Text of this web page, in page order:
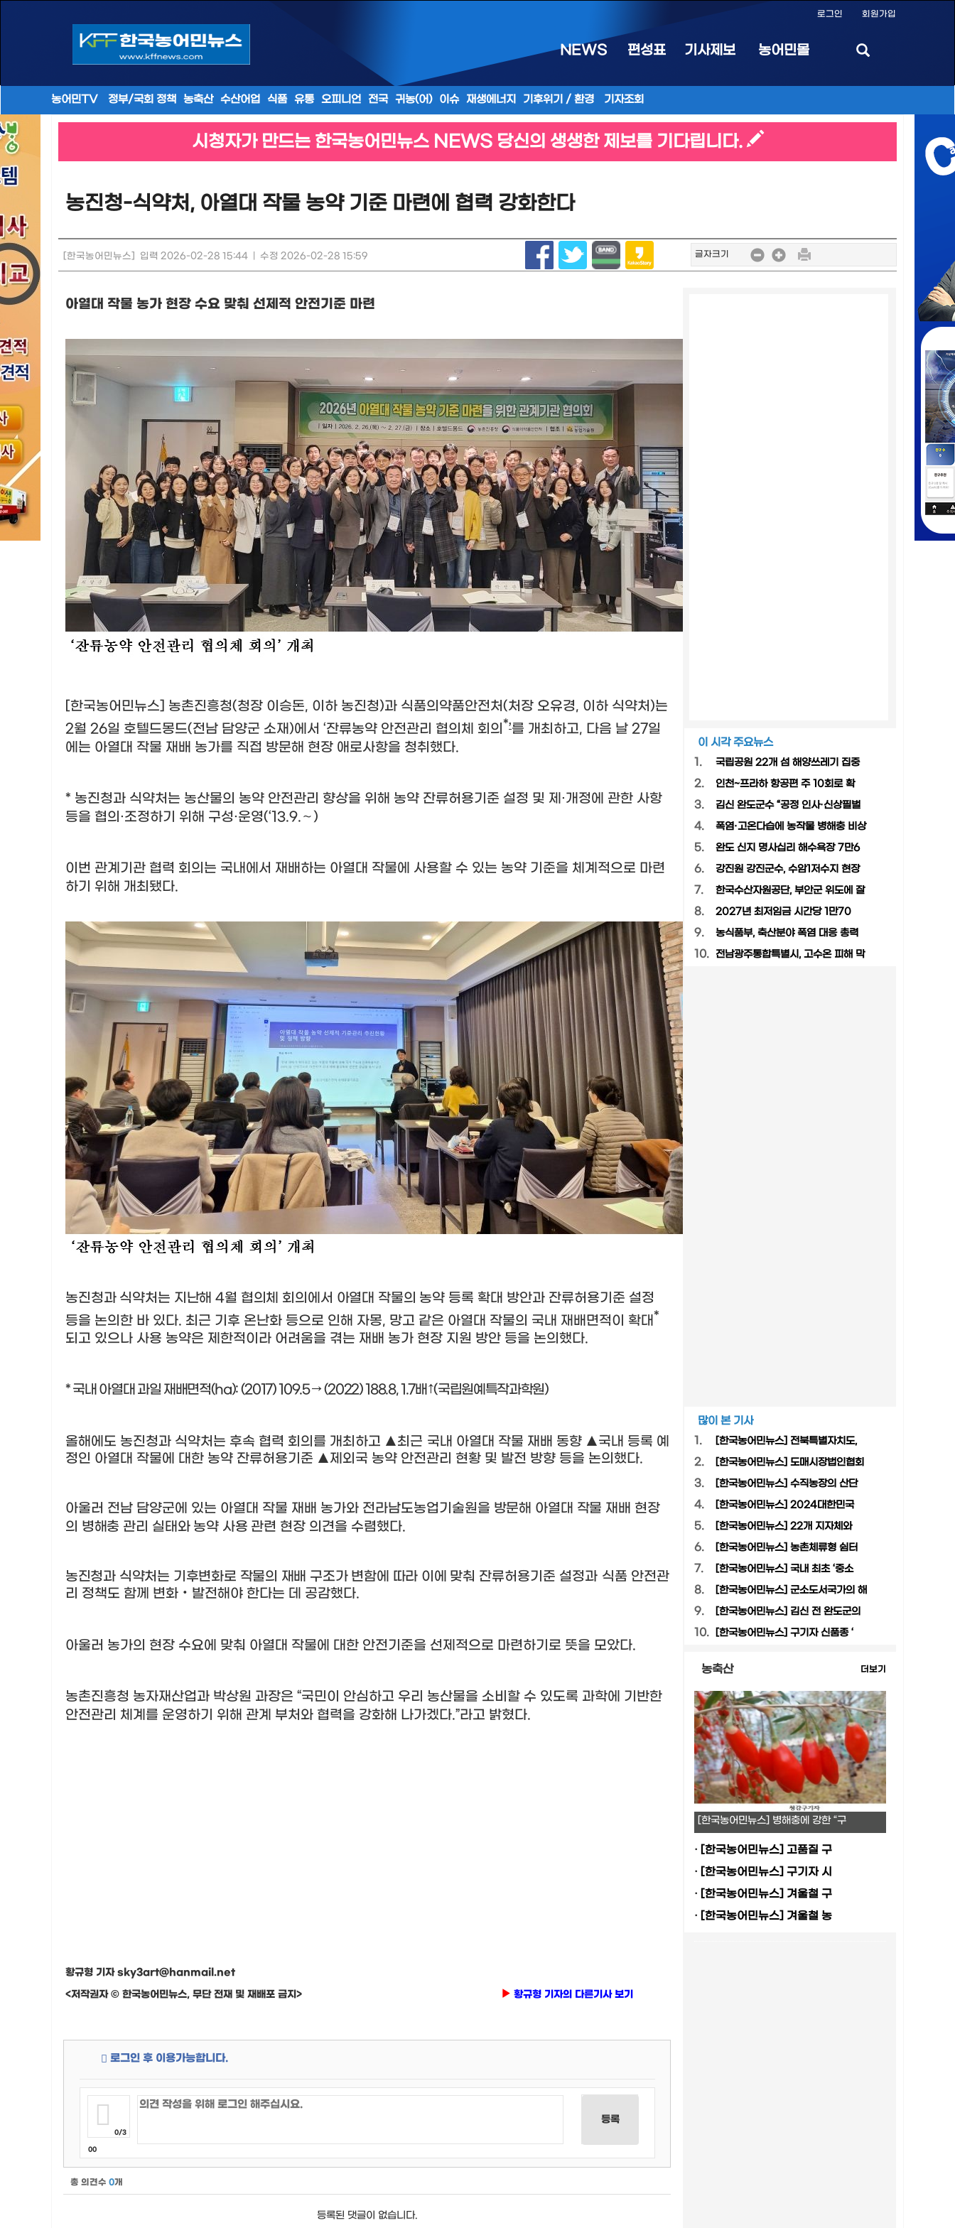
로그인 회원가입
NEWS 편성표 기사제보 농어민몰
농어민TV 정부/국회 정책 농축산 수산어업 식품 유통 오피니언 전국 귀농(어) 이슈 재생에너지 기후위기 / 환경 기자조회
시청자가 만드는 한국농어민뉴스 NEWS 당신의 생생한 제보를 기다립니다.
농진청-식약처, 아열대 작물 농약 기준 마련에 협력 강화한다
[한국농어민뉴스] 입력 2026-02-28 15:44 수정 2026-02-28 15:59 글자크기
아열대 작물 농가 현장 수요 맞춰 선제적 안전기준 마련
[한국농어민뉴스] 농촌진흥청(청장 이승돈, 이하 농진청)과 식품의약품안전처(처장 오유경, 이하 식약처)는
2월 26일 호텔드몽드(전남 담양군 소재)에서 ‘잔류농약 안전관리 협의체 회의 *’를 개최하고, 다음 날 27일
에는 아열대 작물 재배 농가를 직접 방문해 현장 애로사항을 청취했다.
* 농진청과 식약처는 농산물의 농약 안전관리 향상을 위해 농약 잔류허용기준 설정 및 제 ·개정에 관한 사항
등을 협의 ·조정하기 위해 구성·운영(‘13.9.∼)
이번 관계기관 협력 회의는 국내에서 재배하는 아열대 작물에 사용할 수 있는 농약 기준을 체계적으로 마련
하기 위해 개최됐다.
농진청과 식약처는 지난해4월 협의체 회의에서 아열대 작물의 농약 등록 확대 방안과 잔류허용기준 설정
등을 논의한 바 있다. 최근 기후 온난화 등으로 인해 자몽, 망고 같은 아열대 작물의 국내 재배면적이 확대*
되고 있으나 사용 농약은 제한적이라 어려움을 겪는 재배 농가 현장 지원 방안 등을 논의했다.
*국내 아열대 과일 재배면적(ha): (2017) 109.5→(2022) 188.8, 1.7배↑(국립원예특작과학원)
올해에도 농진청과 식약처는 후속 협력 회의를 개최하고 ▲최근 국내 아열대 작물 재배 동향 ▲국내 등록 예
정인 아열대 작물에 대한 농약 잔류허용기준 ▲제외국 농약 안전관리 현황 및 발전 방향 등을 논의했다.
아울러 전남 담양군에 있는 아열대 작물 재배 농가와 전라남도농업기술원을 방문해 아열대 작물 재배 현장
의 병해충 관리 실태와 농약 사용 관련 현장 의견을 수렴했다.
농진청과 식약처는 기후변화로 작물의 재배 구조가 변함에 따라 이에 맞춰 잔류허용기준 설정과 식품 안전관
리 정책도 함께 변화 ‧ 발전해야 한다는 데 공감했다.
아울러 농가의 현장 수요에 맞춰 아열대 작물에 대한 안전기준을 선제적으로 마련하기로 뜻을 모았다.
농촌진흥청 농자재산업과 박상원 과장은 “국민이 안심하고 우리 농산물을 소비할 수 있도록 과학에 기반한
안전관리 체계를 운영하기 위해 관계 부처와 협력을 강화해 나가겠다.”라고 밝혔다.
황규형 기자 sky3art@hanmail.net
<저작권자 © 한국농어민뉴스, 무단 전재 및 재배포 금지>
황규형 기자의 다른기사 보기
로그인 후 이용가능합니다.
0/3
00
등록
총 의견수 0개
등록된 댓글이 없습니다.
이 시각 주요뉴스
1.
국립공원 22개 섬 해양쓰레기 집중
2. 인천~프라하 항공편 주 10회로 확
3. 김신 완도군수 “공정 인사·신상필벌
4. 폭염·고온다습에 농작물 병해충 비상
5. 완도 신지 명사십리 해수욕장 7만6
6. 강진원 강진군수, 수암1저수지 현장
7. 한국수산자원공단, 부안군 위도에 잘
8. 2027년 최저임금 시간당 1만70
9. 농식품부, 축산분야 폭염 대응 총력
10. 전남광주통합특별시, 고수온 피해 막
많이 본 기사
1.
[한국농어민뉴스] 전북특별자치도,
2. [한국농어민뉴스] 도매시장법인협회
3. [한국농어민뉴스] 수직농장의 산단
4. [한국농어민뉴스] 2024대한민국
5. [한국농어민뉴스] 22개 지자체와
6. [한국농어민뉴스] 농촌체류형 쉼터
7. [한국농어민뉴스] 국내 최초 ‘중소
8. [한국농어민뉴스] 군소도서국가의 해
9. [한국농어민뉴스] 김신 전 완도군의
10. [한국농어민뉴스] 구기자 신품종 ‘
농축산 더보기
[한국농어민뉴스] 병해충에 강한 “구
· [한국농어민뉴스] 고품질 구
· [한국농어민뉴스] 구기자 시
· [한국농어민뉴스] 겨울철 구
· [한국농어민뉴스] 겨울철 농